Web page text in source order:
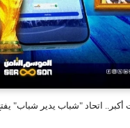
اتحاد "شباب يدير شباب" يفتح